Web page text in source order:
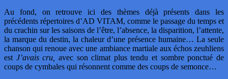
Au fond, on retrouve ici des thèmes déjà présents dans les
précédents répertoires d’AD VITAM, comme le passage du temps et
du crachin sur les saisons de l’être, l’absence, la disparition, l’attente,
la marque du destin, la chaleur d’une présence humaine… La seule
chanson qui renoue avec une ambiance martiale aux échos zeuhliens
est J’avais cru,
avec son climat plus tendu et sombre ponctué de
coups de cymbales qui résonnent comme des coups de semonce…